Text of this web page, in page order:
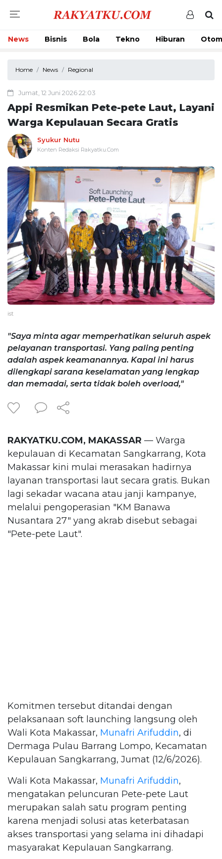
News Bisnis Bola Tekno Hiburan
Home News Regional
Jumat, 12 Juni 2026 22:03
Appi Resmikan Pete-pete Laut, Layani
Warga Kepulauan Secara Gratis
Syukur Nutu
Konten Redaksi Rakyatku.Com
ist
"Saya minta agar memperhatikan seluruh aspek
pelayanan transportasi. Yang paling penting
adalah aspek keamanannya. Kapal ini harus
dilengkapi sarana keselamatan yang lengkap
dan memadai, serta tidak boleh overload,"
RAKYATKU.COM, MAKASSAR — Warga
kepulauan di Kecamatan Sangkarrang, Kota
Makassar kini mulai merasakan hadirnya
layanan transportasi laut secara gratis. Bukan
lagi sekadar wacana atau janji kampanye,
melalui pengoperasian "KM Banawa
Nusantara 27" yang akrab disebut sebagai
"Pete-pete Laut".
Komitmen tersebut ditandai dengan
pelaksanaan soft launching langsung oleh
Wali Kota Makassar, Munafri Arifuddin, di
Dermaga Pulau Barrang Lompo, Kecamatan
Kepulauan Sangkarrang, Jumat (12/6/2026).
Wali Kota Makassar, Munafri Arifuddin,
mengatakan peluncuran Pete-pete Laut
merupakan salah satu program penting
karena menjadi solusi atas keterbatasan
akses transportasi yang selama ini dihadapi
masyarakat Kepulauan Sangkarrang.